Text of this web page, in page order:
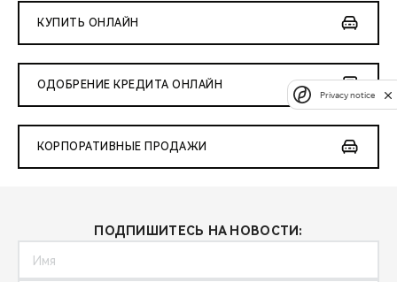
КУПИТЬ ОНЛАЙН
ОДОБРЕНИЕ КРЕДИТА ОНЛАЙН
КОРПОРАТИВНЫЕ ПРОДАЖИ
ПОДПИШИТЕСЬ НА НОВОСТИ:
Privacy notice